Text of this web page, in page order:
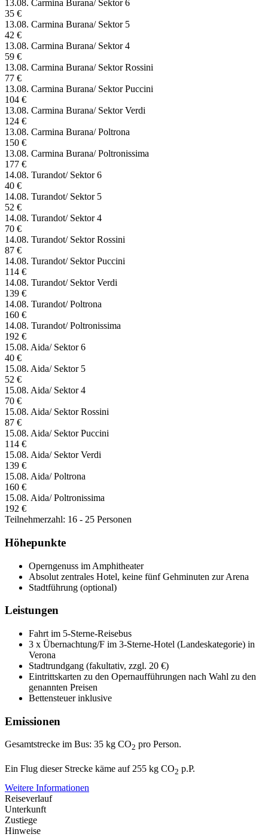
13.08. Carmina Burana/ Sektor 6
35 €
13.08. Carmina Burana/ Sektor 5
42 €
13.08. Carmina Burana/ Sektor 4
59 €
13.08. Carmina Burana/ Sektor Rossini
77 €
13.08. Carmina Burana/ Sektor Puccini
104 €
13.08. Carmina Burana/ Sektor Verdi
124 €
13.08. Carmina Burana/ Poltrona
150 €
13.08. Carmina Burana/ Poltronissima
177 €
14.08. Turandot/ Sektor 6
40 €
14.08. Turandot/ Sektor 5
52 €
14.08. Turandot/ Sektor 4
70 €
14.08. Turandot/ Sektor Rossini
87 €
14.08. Turandot/ Sektor Puccini
114 €
14.08. Turandot/ Sektor Verdi
139 €
14.08. Turandot/ Poltrona
160 €
14.08. Turandot/ Poltronissima
192 €
15.08. Aida/ Sektor 6
40 €
15.08. Aida/ Sektor 5
52 €
15.08. Aida/ Sektor 4
70 €
15.08. Aida/ Sektor Rossini
87 €
15.08. Aida/ Sektor Puccini
114 €
15.08. Aida/ Sektor Verdi
139 €
15.08. Aida/ Poltrona
160 €
15.08. Aida/ Poltronissima
192 €
Teilnehmerzahl: 16 - 25 Personen
Höhepunkte
Operngenuss im Amphitheater
Absolut zentrales Hotel, keine fünf Gehminuten zur Arena
Stadtführung (optional)
Leistungen
Fahrt im 5-Sterne-Reisebus
3 x Übernachtung/F im 3-Sterne-Hotel (Landeskategorie) in
Verona
Stadtrundgang (fakultativ, zzgl. 20 €)
Eintrittskarten zu den Opernaufführungen nach Wahl zu den
genannten Preisen
Bettensteuer inklusive
Emissionen
Gesamtstrecke im Bus: 35 kg CO2 pro Person.
Ein Flug dieser Strecke käme auf 255 kg CO2 p.P.
Weitere Informationen
Reiseverlauf
Unterkunft
Zustiege
Hinweise